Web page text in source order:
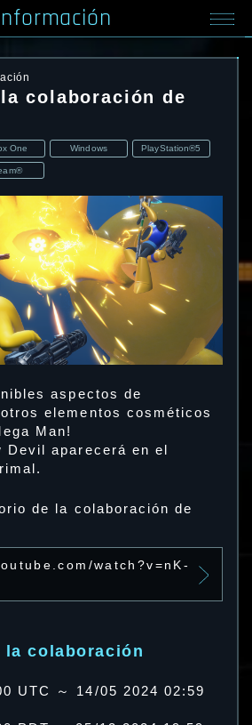
la colaboración de
One Windows PlayStation®5
aspectos de
elementos cosméticos
Man!
Devil aparecerá en el
de la colaboración de
watch?v=nK-
la colaboración
UTC ～ 14/05 2024 02:59